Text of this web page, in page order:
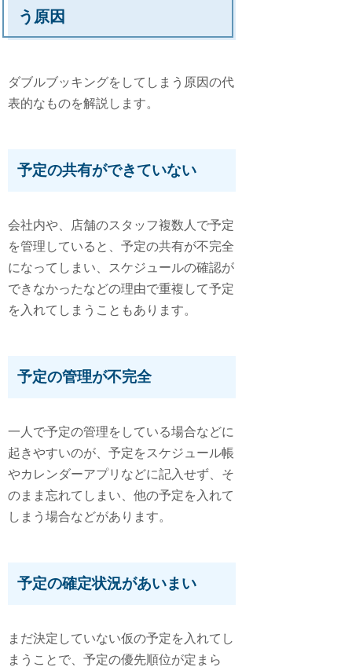
う原因
ダブルブッキングをしてしまう原因の代
表的なものを解説します。
予定の共有ができていない
会社内や、店舗のスタッフ複数人で予定
を管理していると、予定の共有が不完全
になってしまい、スケジュールの確認が
できなかったなどの理由で重複して予定
を入れてしまうこともあります。
予定の管理が不完全
一人で予定の管理をしている場合などに
起きやすいのが、予定をスケジュール帳
やカレンダーアプリなどに記入せず、そ
のまま忘れてしまい、他の予定を入れて
しまう場合などがあります。
予定の確定状況があいまい
まだ決定していない仮の予定を入れてし
まうことで、予定の優先順位が定まら